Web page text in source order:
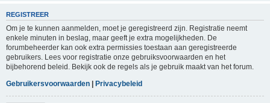
REGISTREER
Om je te kunnen aanmelden, moet je geregistreerd zijn. Registratie neemt
enkele minuten in beslag, maar geeft je extra mogelijkheden. De
forumbeheerder kan ook extra permissies toestaan aan geregistreerde
gebruikers. Lees voor registratie onze gebruiksvoorwaarden en het
bijbehorend beleid. Bekijk ook de regels als je gebruik maakt van het forum.
Gebruikersvoorwaarden
Privacybeleid